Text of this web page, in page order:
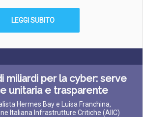
LEGGI SUBITO
miliardi per la cyber: serve
unitaria e trasparente
Hermes Bay e Luisa Franchina,
Italiana Infrastrutture Critiche (AIIC)